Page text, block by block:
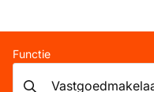
Functie